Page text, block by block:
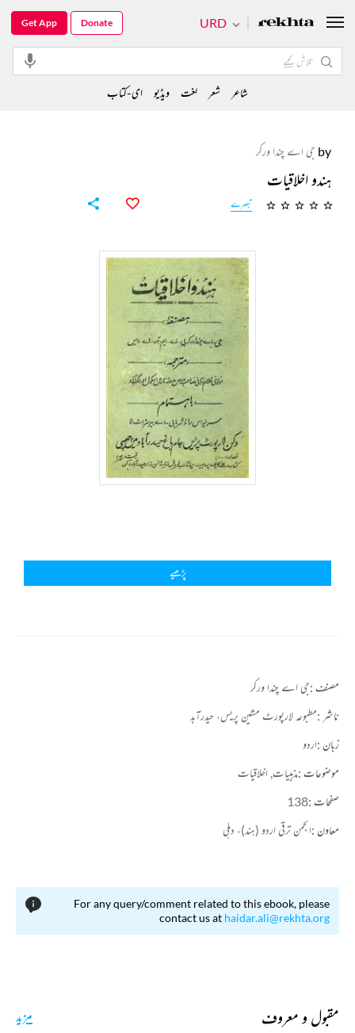
by جی اے چندا ورکر
ہندو اخلاقیات
تبصرے
پڑھیے
مصنف :جی اے چندا ورکر
ناشر :مطبوعہ لارپورٹ مشین پریس، حیدرآبد
زبان :اردو
موضوعات :مذہبیات, اخلاقیات
صفحات :138
معاون :انجمن ترقی اردو (ہند)، دہلی
For any query/comment related to this ebook, please
contact us at haidar.ali@rekhta.org
مقبول و معروف مزید
URD
Get App Donate
شاعر شعر لغت ویڈیو ای-کتاب